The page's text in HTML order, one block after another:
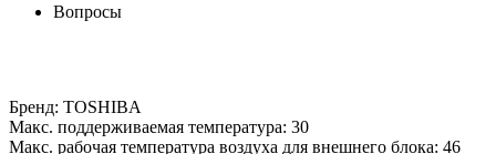
Вопросы
Бренд: TOSHIBA
Макс. поддерживаемая температура: 30
Макс. рабочая температура воздуха для внешнего блока: 46